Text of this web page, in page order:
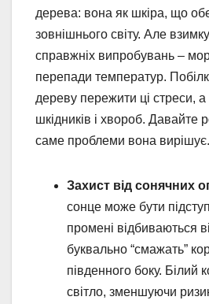
дерева: вона як шкіра, що
зовнішнього світу. Але
справжніх випробувань –
перепади температур.
дереву пережити ці стреси, а
шкідників і хвороб. Давайте
саме проблеми вона вирішує.
Захист від сонячних
сонце може бути
промені відбиваються
буквально “смажать”
південного боку. Білий
світло, зменшуючи